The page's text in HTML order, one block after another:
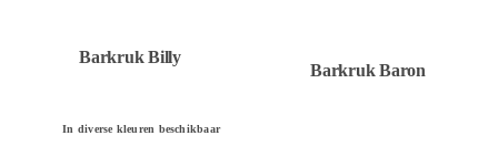
Barkruk Billy
In diverse kleuren beschikbaar
Barkruk Baron